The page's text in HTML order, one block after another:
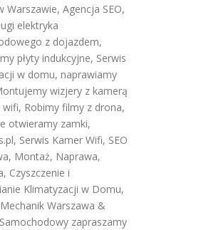
Warszawie, Agencja SEO,
elektryka
z dojazdem,
płyty indukcyjne, Serwis
w domu, naprawiamy
wizjery z kamerą
wifi, Robimy filmy z drona,
otwieramy zamki,
, Serwis Kamer Wifi, SEO
, Montaż, Naprawa,
Czyszczenie i
Klimatyzacji w Domu,
Warszawa &
zapraszamy